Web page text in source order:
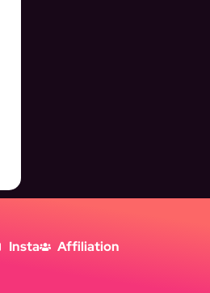
Insta Affiliation